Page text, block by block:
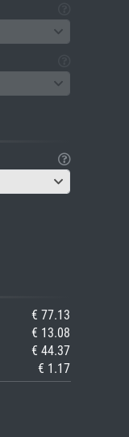
€ 77.13
€ 13.08
€ 44.37
€ 1.17